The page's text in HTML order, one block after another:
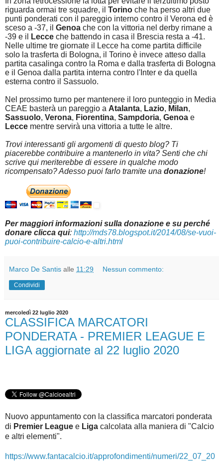
riguarda ormai tre squadre, il Torino che ha perso altri due
punti ponderati con il pareggio interno contro il Verona ed è
sceso a -37, il Genoa che con la vittoria nel derby rimane a
-39 e il
Lecce che battendo in casa il Brescia resta a -41.
Nelle ultime tre giornate il Lecce ha come partita difficile
solo la trasferta di Bologna, il Torino è invece atteso dalla
partita casalinga contro la Roma e dalla trasferta di Bologna
e il Genoa dalla partita interna contro l'Inter e da quella
esterna contro il Sassuolo.
Nel prossimo turno per mantenere il loro punteggio in Media
CEAE basterà un pareggio a Atalanta, Lazio, Milan,
Sassuolo, Verona, Fiorentina, Sampdoria, Genoa e
Lecce mentre servirà una vittoria a tutte le altre.
Trovi interessanti gli argomenti di questo blog? Ti
piacerebbe contribuire a mantenerlo in vita? Senti che chi
scrive qui meriterebbe di essere in qualche modo
ricompensato? Adesso puoi farlo tramite una donazione!
Per maggiori informazioni sulla donazione e su perché
donare clicca qui: http://mds78.blogspot.it/2014/08/se-vuoi-
puoi-contribuire-calcio-e-altri.html
Marco De Santis alle 11:29 Nessun commento:
Condividi
mercoledì 22 luglio 2020
CLASSIFICA MARCATORI
PONDERATA - PREMIER LEAGUE E
LIGA aggiornate al 22 luglio 2020
Nuovo appuntamento con la classifica marcatori ponderata
di Premier League e Liga calcolata alla maniera di "Calcio
e altri elementi".
https://www.fantacalcio.it/approfondimenti/numeri/22_07_20